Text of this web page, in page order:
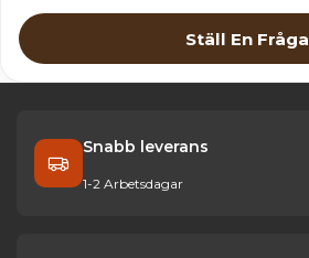
Ställ En Fråga
Snabb leverans
1-2 Arbetsdagar